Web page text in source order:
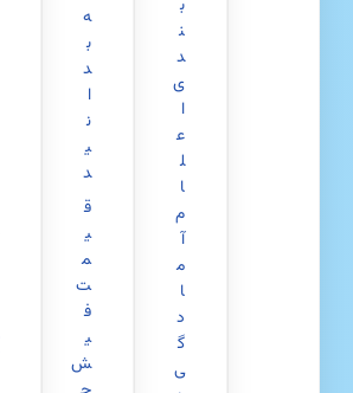
ب
ن
د
ی
ا
ع
ل
ا
م
آ
م
ا
د
گ
ی
ه
ب
د
ا
ن
ی
د
ق
ی
م
ت
ف
ی
ش